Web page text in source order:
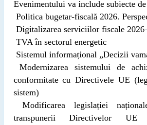
Evenimentului va include subiecte
Politica bugetar-fiscală 2026.
Digitalizarea serviciilor fiscale
TVA în sectorul energetic
Sistemul informațional „Decizii
Modernizarea sistemului de
conformitate cu Directivele UE
sistem)
Modificarea legislației
transpunerii Directivelor